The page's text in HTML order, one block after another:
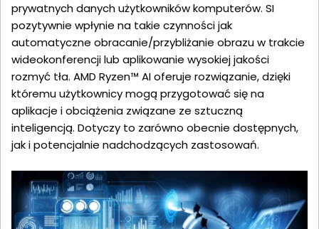
prywatnych danych użytkowników komputerów. SI
pozytywnie wpłynie na takie czynności jak
automatyczne obracanie/przybliżanie obrazu w trakcie
wideokonferencji lub aplikowanie wysokiej jakości
rozmyć tła. AMD Ryzen™ AI oferuje rozwiązanie, dzięki
któremu użytkownicy mogą przygotować się na
aplikacje i obciążenia związane ze sztuczną
inteligencją. Dotyczy to zarówno obecnie dostępnych,
jak i potencjalnie nadchodzących zastosowań.